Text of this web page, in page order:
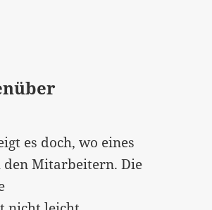
es doch, wo eines
den Mitarbeitern. Die